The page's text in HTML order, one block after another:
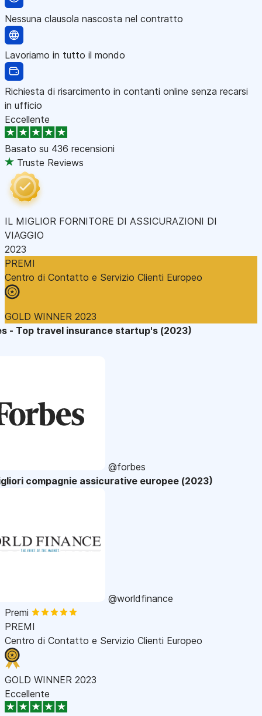
Nessuna clausola nascosta nel contratto
Lavoriamo in tutto il mondo
Richiesta di risarcimento in contanti online senza recarsi
in ufficio
Eccellente
Basato su 436 recensioni
Truste Reviews
IL MIGLIOR FORNITORE DI ASSICURAZIONI DI
VIAGGIO
2023
PREMI
Centro di Contatto e Servizio Clienti Europeo
GOLD WINNER 2023
- Top travel insurance startup's (2023)
@forbes
compagnie assicurative europee (2023)
@worldfinance
Premi
PREMI
Centro di Contatto e Servizio Clienti Europeo
GOLD WINNER 2023
Eccellente